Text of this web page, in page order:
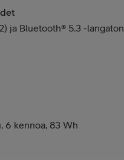
ja Bluetooth® 5.3 -langaton
6 kennoa, 83 Wh